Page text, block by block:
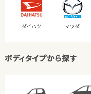
ダイハツ マツダ
ボディタイプから探す